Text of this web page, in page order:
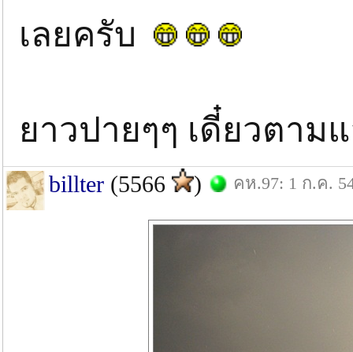
เลยครับ
ยาวปายๆๆ เดี๋ยวตาม
billter (5566 ) คห.97: 1 ก.ค.